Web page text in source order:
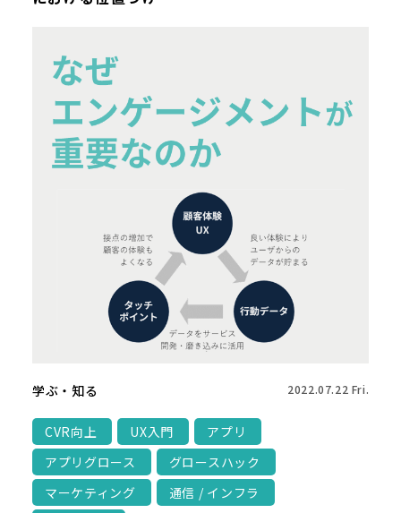
学ぶ・知る 2022.07.22 Fri.
CVR向上 UX入門
アプリ
アプリグロース
グロースハック
マーケティング
通信 / インフラ